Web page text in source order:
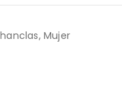
,Mujer